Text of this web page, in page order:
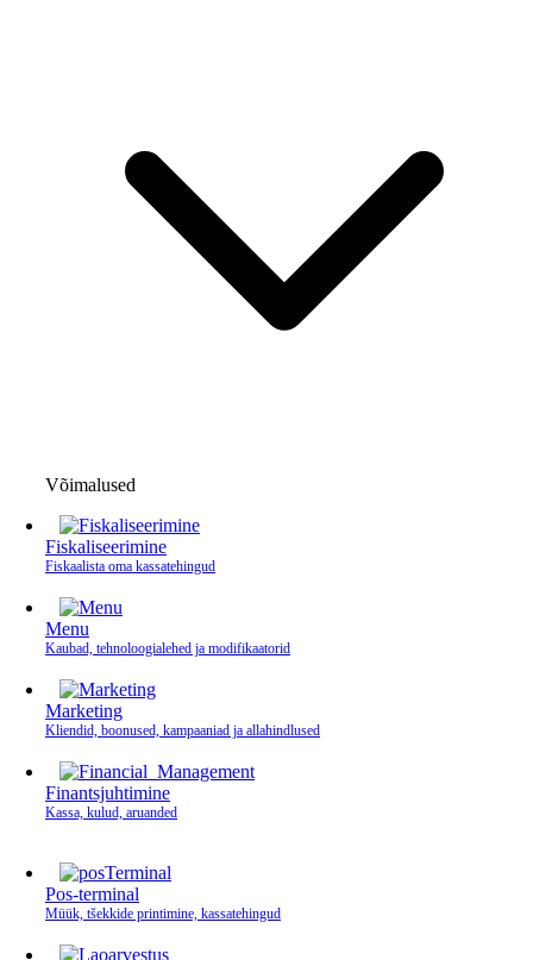
Võimalused
Fiskaliseerimine
Fiskaalista oma kassatehingud
Menu
Kaubad, tehnoloogialehed ja modifikaatorid
Marketing
Kliendid, boonused, kampaaniad ja allahindlused
Finantsjuhtimine
Kassa, kulud, aruanded
Pos-terminal
Müük, tšekkide printimine, kassatehingud